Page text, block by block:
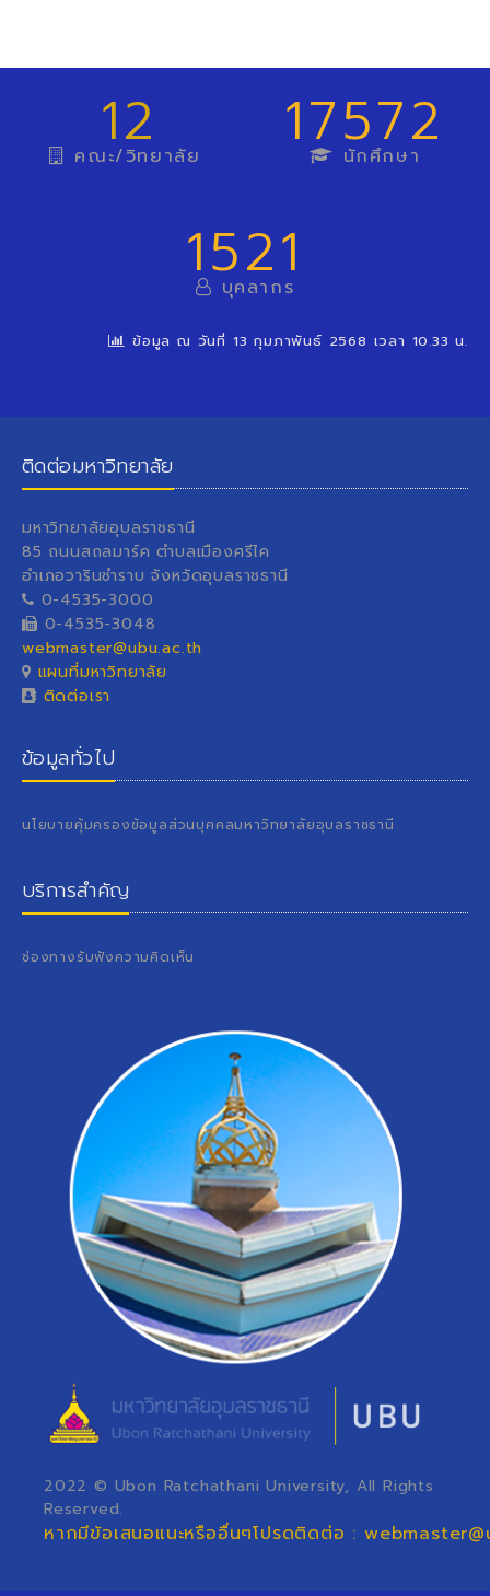
12
คณะ/วิทยาลัย 17572
นักศึกษา
1521
บุคลากร
ข้อมูล ณ วันที่ 13 กุมภาพันธ์ 2568 เวลา 10.33 น.
ติดต่อมหาวิทยาลัย
มหาวิทยาลัยอุบลราชธานี
85 ถนนสถลมาร์ค ตำบลเมืองศรีไค
อำเภอวารินชำราบ จังหวัดอุบลราชธานี
0-4535-3000
0-4535-3048
webmaster@ubu.ac.th
แผนที่มหาวิทยาลัย
ติดต่อเรา
ข้อมูลทั่วไป
นโยบายคุ้มครองข้อมูลส่วนบุคคลมหาวิทยาลัยอุบลราชธานี
บริการสำคัญ
ช่องทางรับฟังความคิดเห็น
2022 © Ubon Ratchathani University, All Rights
Reserved.
หากมีข้อเสนอแนะหรืออื่นๆโปรดติดต่อ :